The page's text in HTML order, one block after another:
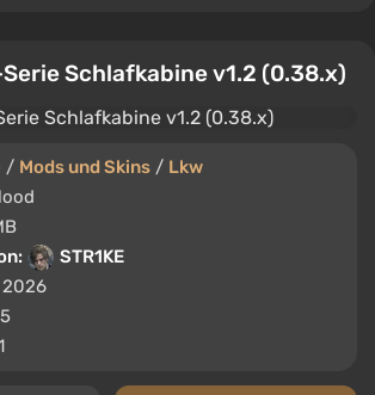
Schlafkabine v1.2 (0.38.x)
/ Mods und Skins / Lkw
STR1KE